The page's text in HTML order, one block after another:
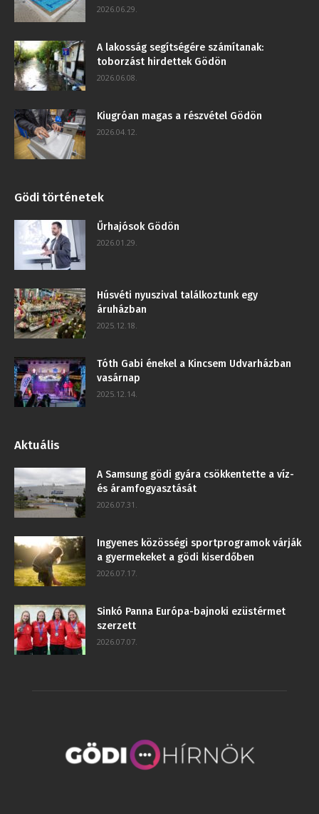
2026.06.29.
A lakosság segítségére számítanak:
toborzást hirdettek Gödön
2026.06.08.
Kiugróan magas a részvétel Gödön
2026.04.12.
Gödi történetek
Űrhajósok Gödön
2026.01.29.
Húsvéti nyuszival találkoztunk egy
áruházban
2025.12.18.
Tóth Gabi énekel a Kincsem Udvarházban
vasárnap
2025.12.14.
Aktuális
A Samsung gödi gyára csökkentette a víz-
és áramfogyasztását
2026.07.31.
Ingyenes közösségi sportprogramok várják
a gyermekeket a gödi kiserdőben
2026.07.17.
Sinkó Panna Európa-bajnoki ezüstérmet
szerzett
2026.07.07.